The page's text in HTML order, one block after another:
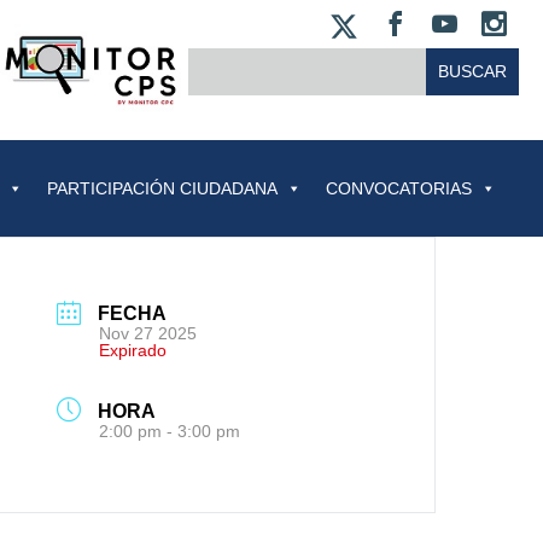
FACEBOOK
PARTICIPACIÓN CIUDADANA CONVOCATORIAS
FECHA
Nov 27 2025
Expirado
HORA
2:00 pm - 3:00 pm